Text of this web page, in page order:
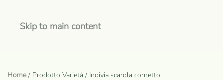
Skip to main content
Home/ Prodotto Varietà / Indivia scarola cornetto